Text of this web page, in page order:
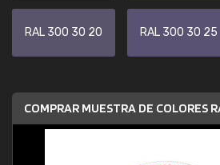
RAL 300 30 20 RAL 300 30 25
COMPRAR MUESTRA DE COLORES